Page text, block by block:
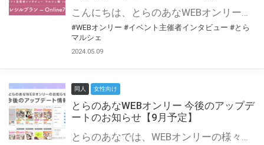
こんにちは、とらのあなWEBオンリー運営スタッフです。 新たにお届けする、イベント主催者インタビュー-マルシェ編-は、 とらのあなWEBオンリー「マルシェ」をご利用した主催様に 「マルシェ」を使って開催した感想や心がけをお聞きする企画です。 今回は、WEBオンリー開催7回目迎えた「マレシルプラン – Online7 –」より、 主催の玉川うた様にお話を伺いました。 ▼マレシルプランのインタビュー前回記事 「イベント主催者インタビュー vol.6」はこちら 協力：玉川うた様（マレシルプラン実行委員会 代表）／イベント公式Twitter（@mallesil_plan） とらのあなWEBオンリー「マルシェ」とは？ WEBオンリーでリアルタイムでコミュニケーションがとれるオンライン会場です。
#WEBオンリー #イベント主催者インタビュー #とら
マルシェ
2024.05.09
同人 女性向け
とらのあなWEBオンリー 今後のアップデ
ートのお知らせ【9月予定】
とらのあなでは、WEBオンリーの様々な支援を実施しています。 今回は2021年9月に実装を予定しているアップデート情報についてご紹介いたします。 とらのあなWEBオンリーサイトはこちら